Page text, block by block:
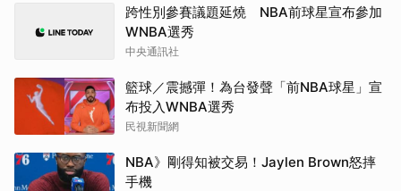
跨性別參賽議題延燒 NBA前球星宣布參加
WNBA選秀
中央通訊社
籃球／震撼彈！為台發聲「前NBA球星」宣
布投入WNBA選秀
民視新聞網
NBA》剛得知被交易！Jaylen Brown怒摔
手機